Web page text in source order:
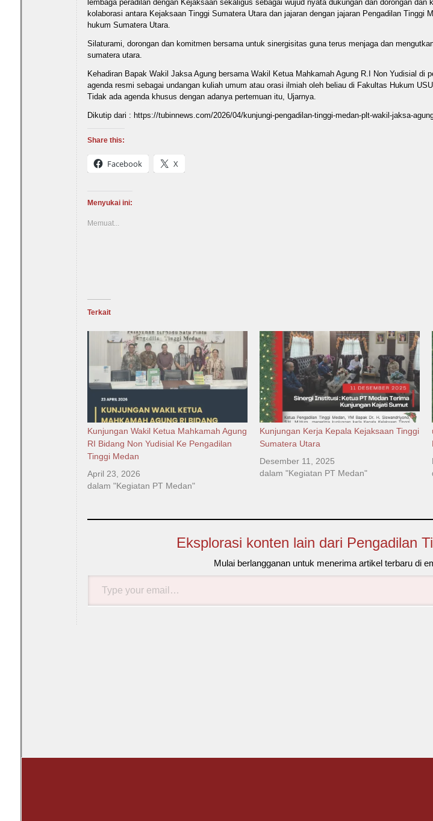
lembaga peradilan dengan Kejaksaan sekaligus sebagai wujud nyata dukungan dan dorongan
kolaborasi antara Kejaksaan Tinggi Sumatera Utara dan jajaran dengan jajaran Pengadilan Tinggi
hukum Sumatera Utara.
Silaturami, dorongan dan komitmen bersama untuk sinergisitas guna terus menjaga dan
sumatera utara.
Kehadiran Bapak Wakil Jaksa Agung bersama Wakil Ketua Mahkamah Agung R.I Non Yudisial di
agenda resmi sebagai undangan kuliah umum atau orasi ilmiah oleh beliau di Fakultas Hukum
Tidak ada agenda khusus dengan adanya pertemuan itu, Ujarnya.
Dikutip dari : https://tubinnews.com/2026/04/kunjungi-pengadilan-tinggi-medan-plt-wakil-jaksa-
Share this:
Facebook X
Menyukai ini:
Memuat...
Terkait
Kunjungan Wakil Ketua Mahkamah Agung
RI Bidang Non Yudisial Ke Pengadilan
Tinggi Medan
April 23, 2026
dalam "Kegiatan PT Medan"
Kunjungan Kerja Kepala Kejaksaan Tinggi
Sumatera Utara
Desember 11, 2025
dalam "Kegiatan PT Medan"
Eksplorasi konten lain dari Pengadilan
Mulai berlangganan untuk menerima artikel terbaru di